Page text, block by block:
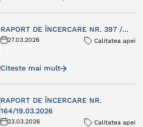
RAPORT DE ÎNCERCARE NR. 397 /...
27.03.2026 Calitatea apei
Citeste mai mult
RAPORT DE ÎNCERCARE NR.
164/19.03.2026
23.03.2026 Calitatea apei